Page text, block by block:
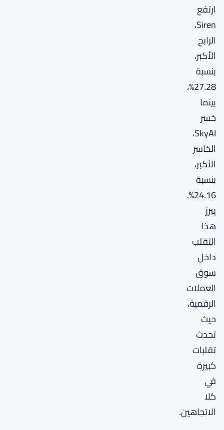
ارتفع
Siren،
الرابح
الأكبر،
بنسبة
27.28%،
بينما
خسر
SkyAI،
الخاسر
الأكبر،
بنسبة
24.16%.
يبرز
هذا
التقلب
داخل
سوق
العملات
الرقمية،
حيث
تحدث
تقلبات
كبيرة
في
كلا
الاتجاهين.